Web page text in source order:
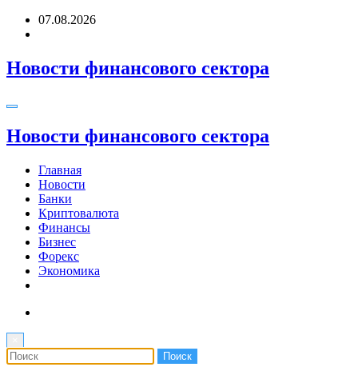
Перейти07.08.2026
Новости финансового сектора
Новости финансового сектора
Главная
Новости
Банки
Криптовалюта
Финансы
Бизнес
Форекс
Экономика